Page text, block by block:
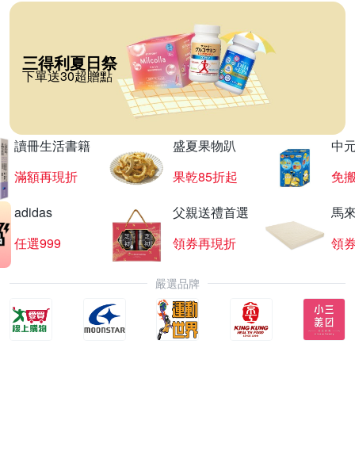
三得利夏日祭
下單送30超贈點
讀冊生活書籍
滿額再現折
盛夏果物趴
果乾85折起
中
免
adidas
任選999
父親送禮首選
領券再現折
馬
領
嚴選品牌